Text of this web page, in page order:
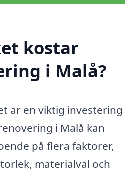
kostar
i Malå?
är en viktig investering
i Malå kan
på flera faktorer,
materialval och